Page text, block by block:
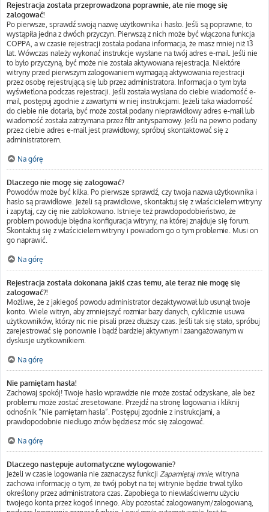
Rejestracja została przeprowadzona poprawnie, ale nie mogę się
zalogować!
Po pierwsze, sprawdź swoją nazwę użytkownika i hasło. Jeśli są poprawne, to
wystąpiła jedna z dwóch przyczyn. Pierwszą z nich może być włączona funkcja
COPPA, a w czasie rejestracji została podana informacja, że masz mniej niż 13
lat. Wówczas należy wykonać instrukcje wysłane na twój adres e-mail. Jeśli nie
to było przyczyną, być może nie została aktywowana rejestracja. Niektóre
witryny przed pierwszym zalogowaniem wymagają aktywowania rejestracji
przez osobę rejestrującą się lub przez administratora. Informacja o tym była
wyświetlona podczas rejestracji. Jeśli została wysłana do ciebie wiadomość e-
mail, postępuj zgodnie z zawartymi w niej instrukcjami. Jeżeli taka wiadomość
do ciebie nie dotarła, być może został podany nieprawidłowy adres e-mail lub
wiadomość została zatrzymana przez filtr antyspamowy. Jeśli na pewno podany
przez ciebie adres e-mail jest prawidłowy, spróbuj skontaktować się z
administratorem.
Na górę
Dlaczego nie mogę się zalogować?
Powodów może być kilka. Po pierwsze sprawdź, czy twoja nazwa użytkownika i
hasło są prawidłowe. Jeżeli są prawidłowe, skontaktuj się z właścicielem witryny
i zapytaj, czy cię nie zablokowano. Istnieje też prawdopodobieństwo, że
problem powoduje błędna konfiguracja witryny, na której znajduje się forum.
Skontaktuj się z właścicielem witryny i powiadom go o tym problemie. Musi on
go naprawić.
Na górę
Rejestracja została dokonana jakiś czas temu, ale teraz nie mogę się
zalogować?!
Możliwe, że z jakiegoś powodu administrator dezaktywował lub usunął twoje
konto. Wiele witryn, aby zmniejszyć rozmiar bazy danych, cyklicznie usuwa
użytkowników, którzy nic nie pisali przez dłuższy czas. Jeśli tak się stało, spróbuj
zarejestrować się ponownie i bądź bardziej aktywnym i zaangażowanym w
dyskusje użytkownikiem.
Na górę
Nie pamiętam hasła!
Zachowaj spokój! Twoje hasło wprawdzie nie może zostać odzyskane, ale bez
problemu może zostać zresetowane. Przejdź na stronę logowania i kliknij
odnośnik “Nie pamiętam hasła”. Postępuj zgodnie z instrukcjami, a
prawdopodobnie niedługo znów będziesz móc się zalogować.
Na górę
Dlaczego następuje automatyczne wylogowanie?
Jeżeli w czasie logowania nie zaznaczysz funkcji Zapamiętaj mnie, witryna
zachowa informację o tym, że twój pobyt na tej witrynie będzie trwał tylko
określony przez administratora czas. Zapobiega to niewłaściwemu użyciu
twojego konta przez kogoś innego. Aby pozostać zalogowanym/zalogowaną,